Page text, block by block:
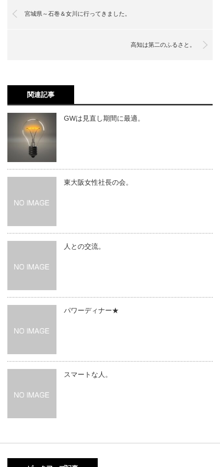
宮城県～石巻＆女川に行ってきました。
高知は第二のふるさと。
関連記事
GWは見直し期間に最適。
東大阪女性社長の会。
人との交流。
パワーディナー★
スマートな人。